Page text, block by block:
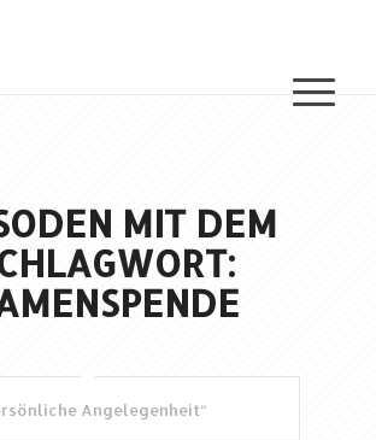
MIT DEM
Angelegenheit“